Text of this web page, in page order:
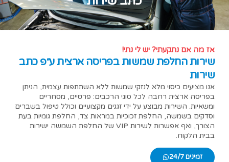
אז מה אם נתקעתי? יש לי נתי!
שירות החלפת שמשות בפריסה ארצית ע״פ כתב
שירות
אנו מציעים כיסוי מלא לנזקי שמשות ללא השתתפות עצמית, הניתן
בפריסה ארצית רחבה לכל סוגי הרכבים: פרטיים, מסחריים
ומשאיות. השירות מבוצע על ידי זגגים מקצועיים וכולל טיפול בשברים
וסדקים בשמשה, החלפת זכוכיות במראות צד, החלפת גומיות בעת
הצורך, ואף אפשרות לשירות VIP של החלפת השמשה ישירות
בבית הלקוח.
זמינים 24/7